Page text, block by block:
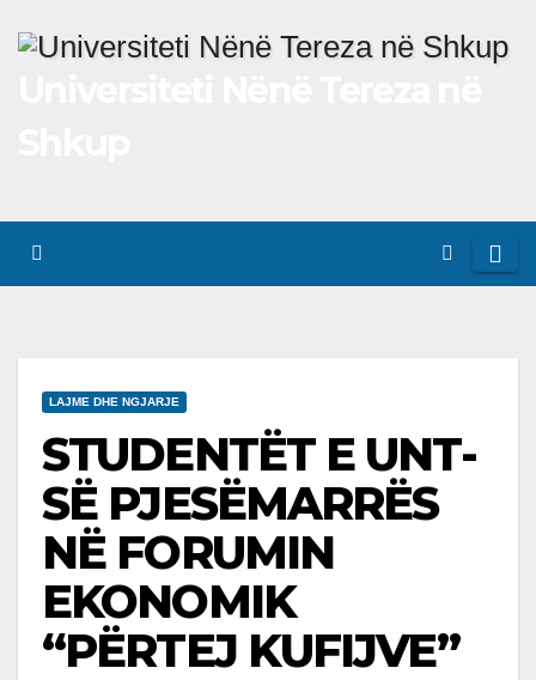
LAJME DHE NGJARJE
STUDENTËT E UNT-
SË PJESËMARRËS
NË FORUMIN
EKONOMIK
“PËRTEJ KUFIJVE”